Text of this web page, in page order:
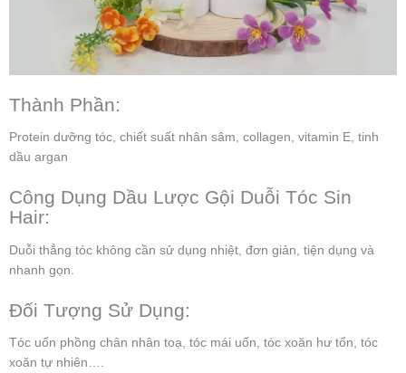
Thành Phần:
Protein dưỡng tóc, chiết suất nhân sâm, collagen, vitamin E, tinh
dầu argan
Công Dụng Dầu Lược Gội Duỗi Tóc Sin
Hair:
Duỗi thẳng tóc không cần sử dụng nhiệt, đơn giản, tiện dụng và
nhanh gọn.
Đối Tượng Sử Dụng:
Tóc uốn phồng chân nhân toạ, tóc mái uốn, tóc xoăn hư tổn, tóc
xoăn tự nhiên….